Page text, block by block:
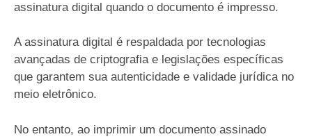
assinatura digital quando o documento é impresso.
A assinatura digital é respaldada por tecnologias
avançadas de criptografia e legislações específicas
que garantem sua autenticidade e validade jurídica no
meio eletrônico.
No entanto, ao imprimir um documento assinado